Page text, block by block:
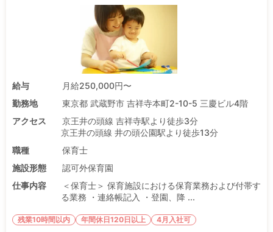
給与
月給250,000円〜
勤務地
東京都 武蔵野市 吉祥寺本町2-10-5 三慶ビル4階
アクセス
京王井の頭線 吉祥寺駅より徒歩3分
京王井の頭線 井の頭公園駅より徒歩13分
職種
保育士
施設形態
認可外保育園
仕事内容
＜保育士＞ 保育施設における保育業務および付帯す
る業務 ・連絡帳記入 ・登園、降 ...
残業10時間以内 年間休日120日以上 4月入社可